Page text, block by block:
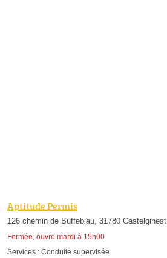
Aptitude Permis
126 chemin de Buffebiau, 31780 Castelginest
Fermée, ouvre mardi à 15h00
Services : Conduite supervisée